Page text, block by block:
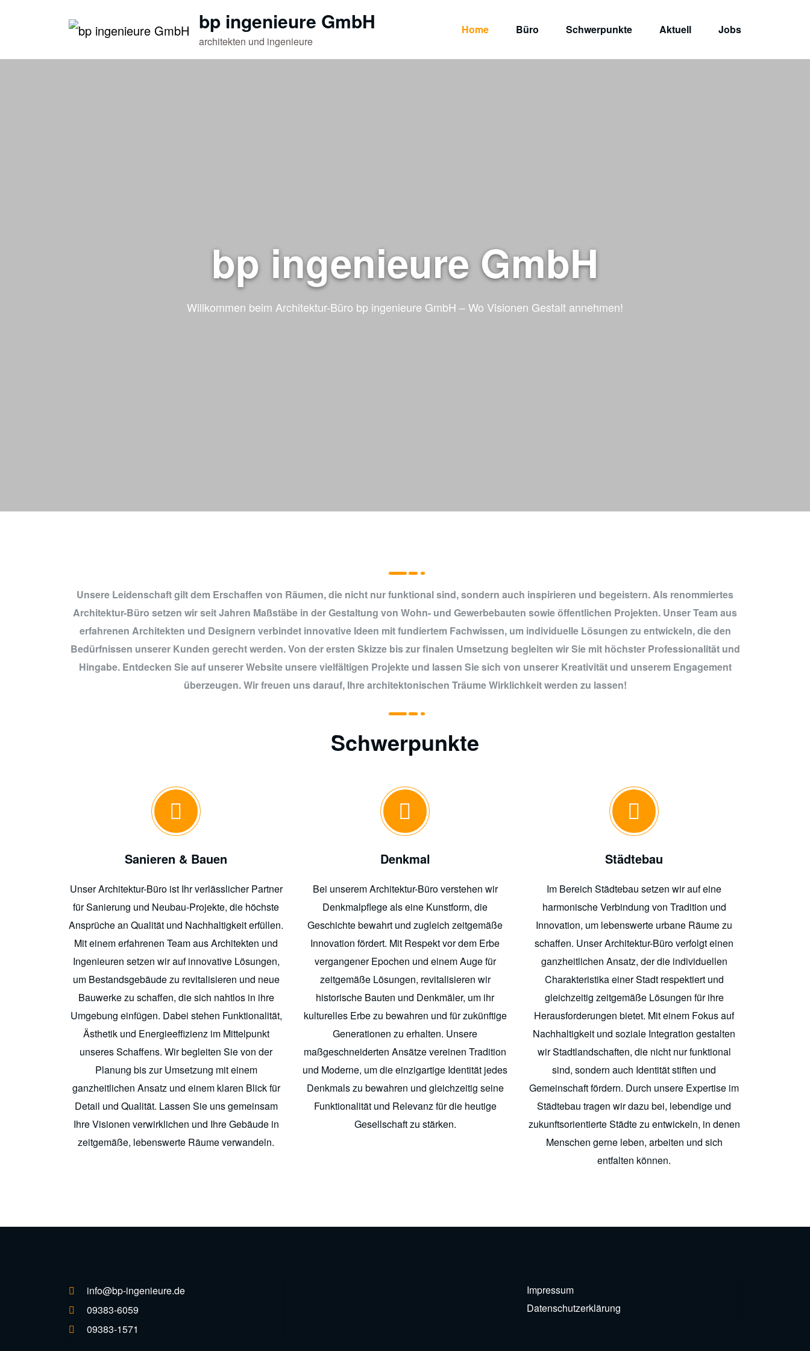
bp ingenieure GmbH
architekten und ingenieure
Home Büro Schwerpunkte Aktuell Jobs
bp ingenieure GmbH
Willkommen beim Architektur-Büro bp ingenieure GmbH – Wo Visionen Gestalt annehmen!
Unsere Leidenschaft gilt dem Erschaffen von Räumen, die nicht nur funktional sind, sondern auch inspirieren und begeistern. Als renommiertes
Architektur-Büro setzen wir seit Jahren Maßstäbe in der Gestaltung von Wohn- und Gewerbebauten sowie öffentlichen Projekten. Unser Team aus
erfahrenen Architekten und Designern verbindet innovative Ideen mit fundiertem Fachwissen, um individuelle Lösungen zu entwickeln, die den
Bedürfnissen unserer Kunden gerecht werden. Von der ersten Skizze bis zur finalen Umsetzung begleiten wir Sie mit höchster Professionalität und
Hingabe. Entdecken Sie auf unserer Website unsere vielfältigen Projekte und lassen Sie sich von unserer Kreativität und unserem Engagement
überzeugen. Wir freuen uns darauf, Ihre architektonischen Träume Wirklichkeit werden zu lassen!
Schwerpunkte
Sanieren & Bauen
Unser Architektur-Büro ist Ihr verlässlicher Partner
für Sanierung und Neubau-Projekte, die höchste
Ansprüche an Qualität und Nachhaltigkeit erfüllen.
Mit einem erfahrenen Team aus Architekten und
Ingenieuren setzen wir auf innovative Lösungen,
um Bestandsgebäude zu revitalisieren und neue
Bauwerke zu schaffen, die sich nahtlos in ihre
Umgebung einfügen. Dabei stehen Funktionalität,
Ästhetik und Energieeffizienz im Mittelpunkt
unseres Schaffens. Wir begleiten Sie von der
Planung bis zur Umsetzung mit einem
ganzheitlichen Ansatz und einem klaren Blick für
Detail und Qualität. Lassen Sie uns gemeinsam
Ihre Visionen verwirklichen und Ihre Gebäude in
zeitgemäße, lebenswerte Räume verwandeln.
Denkmal
Bei unserem Architektur-Büro verstehen wir
Denkmalpflege als eine Kunstform, die
Geschichte bewahrt und zugleich zeitgemäße
Innovation fördert. Mit Respekt vor dem Erbe
vergangener Epochen und einem Auge für
zeitgemäße Lösungen, revitalisieren wir
historische Bauten und Denkmäler, um ihr
kulturelles Erbe zu bewahren und für zukünftige
Generationen zu erhalten. Unsere
maßgeschneiderten Ansätze vereinen Tradition
und Moderne, um die einzigartige Identität jedes
Denkmals zu bewahren und gleichzeitig seine
Funktionalität und Relevanz für die heutige
Gesellschaft zu stärken.
Städtebau
Im Bereich Städtebau setzen wir auf eine
harmonische Verbindung von Tradition und
Innovation, um lebenswerte urbane Räume zu
schaffen. Unser Architektur-Büro verfolgt einen
ganzheitlichen Ansatz, der die individuellen
Charakteristika einer Stadt respektiert und
gleichzeitig zeitgemäße Lösungen für ihre
Herausforderungen bietet. Mit einem Fokus auf
Nachhaltigkeit und soziale Integration gestalten
wir Stadtlandschaften, die nicht nur funktional
sind, sondern auch Identität stiften und
Gemeinschaft fördern. Durch unsere Expertise im
Städtebau tragen wir dazu bei, lebendige und
zukunftsorientierte Städte zu entwickeln, in denen
Menschen gerne leben, arbeiten und sich
entfalten können.
info@bp-ingenieure.de
09383-6059
09383-1571
Impressum
Datenschutzerklärung